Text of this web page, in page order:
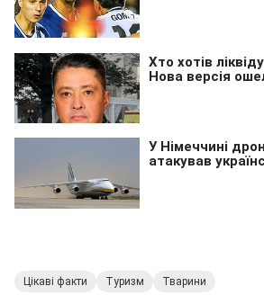
Цікаві факти Туризм Тварини